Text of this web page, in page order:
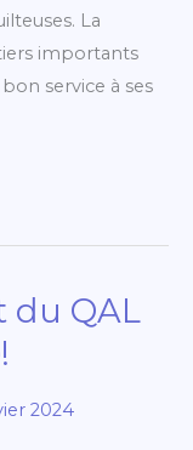
La
importants
service à ses
du QAL
2024